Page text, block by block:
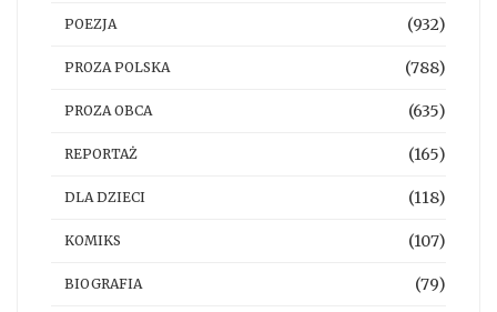
POEZJA (932)
PROZA POLSKA (788)
PROZA OBCA (635)
REPORTAŻ (165)
DLA DZIECI (118)
KOMIKS (107)
BIOGRAFIA (79)